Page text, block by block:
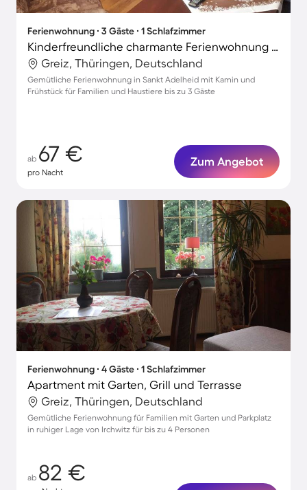
Ferienwohnung ∙ 3 Gäste ∙ 1 Schlafzimmer
Kinderfreundliche charmante Ferienwohnung mit Grill | Hunde erlaubt
Greiz, Thüringen, Deutschland
Gemütliche Ferienwohnung in Sankt Adelheid mit Kamin und
Frühstück für Familien und Haustiere bis zu 3 Gäste
ab 67 €
pro Nacht
Zum Angebot
Ferienwohnung ∙ 4 Gäste ∙ 1 Schlafzimmer
Apartment mit Garten, Grill und Terrasse
Greiz, Thüringen, Deutschland
Gemütliche Ferienwohnung für Familien mit Garten und Parkplatz
in ruhiger Lage von Irchwitz für bis zu 4 Personen
ab 82 €